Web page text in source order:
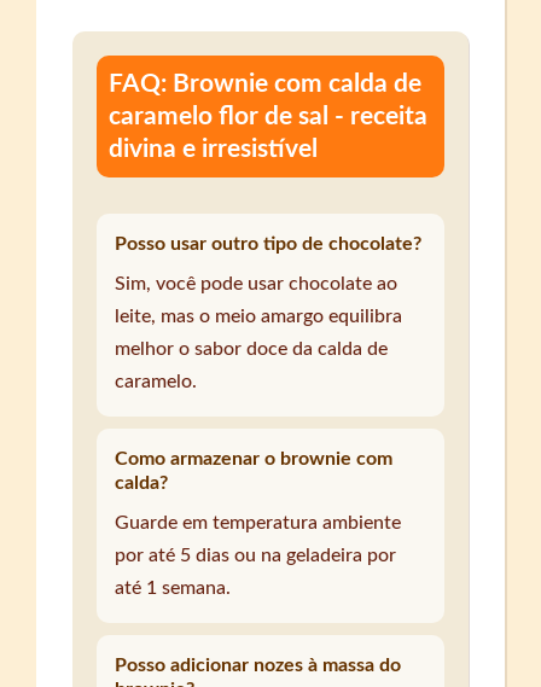
FAQ: Brownie com calda de
caramelo flor de sal - receita
divina e irresistível
Posso usar outro tipo de chocolate?
Sim, você pode usar chocolate ao
leite, mas o meio amargo equilibra
melhor o sabor doce da calda de
caramelo.
Como armazenar o brownie com
calda?
Guarde em temperatura ambiente
por até 5 dias ou na geladeira por
até 1 semana.
Posso adicionar nozes à massa do